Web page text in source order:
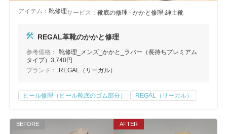
アイテム： 靴修理サービス： 靴底の修理 - かかと修理-紳士靴
REGAL革靴のかかと修理
参考価格：
靴修理_メンズ_かかと_ラバー（長持ちプレミアム
タイプ）3,740円
ブランド：
REGAL（リーガル）
ヒール修理（ヒール靴底のゴム部分） REGAL（リーガル）